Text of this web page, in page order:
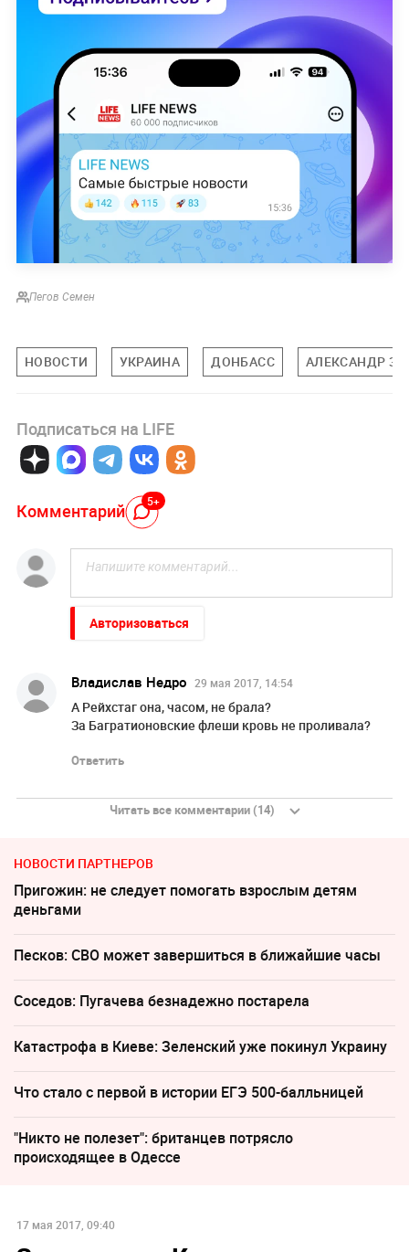
Пегов Семен
НОВОСТИ УКРАИНА ДОНБАСС АЛЕКСАНДР
Подписаться на LIFE
Комментарий 5+
Авторизоваться
Владислав Недро 29 мая 2017, 14:54
А Рейхстаг она, часом, не брала?
За Багратионовские флеши кровь не проливала?
Ответить
Читать все комментарии (14)
НОВОСТИ ПАРТНЕРОВ
Пригожин: не следует помогать взрослым детям
деньгами
Песков: СВО может завершиться в ближайшие часы
Соседов: Пугачева безнадежно постарела
Катастрофа в Киеве: Зеленский уже покинул Украину
Что стало с первой в истории ЕГЭ 500-балльницей
"Никто не полезет": британцев потрясло
происходящее в Одессе
17 мая 2017, 09:40